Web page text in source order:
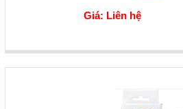
Giá: Liên hệ